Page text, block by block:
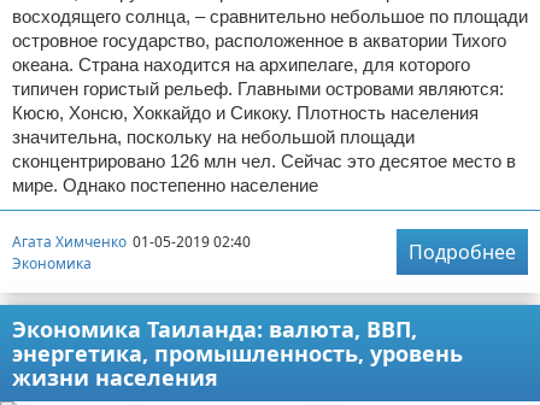
восходящего солнца, – сравнительно небольшое по площади
островное государство, расположенное в акватории Тихого
океана. Страна находится на архипелаге, для которого
типичен гористый рельеф. Главными островами являются:
Кюсю, Хонсю, Хоккайдо и Сикоку. Плотность населения
значительна, поскольку на небольшой площади
сконцентрировано 126 млн чел. Сейчас это десятое место в
мире. Однако постепенно население
Агата Химченко 01-05-2019 02:40
Экономика
Подробнее
Экономика Таиланда: валюта, ВВП,
энергетика, промышленность, уровень
жизни населения